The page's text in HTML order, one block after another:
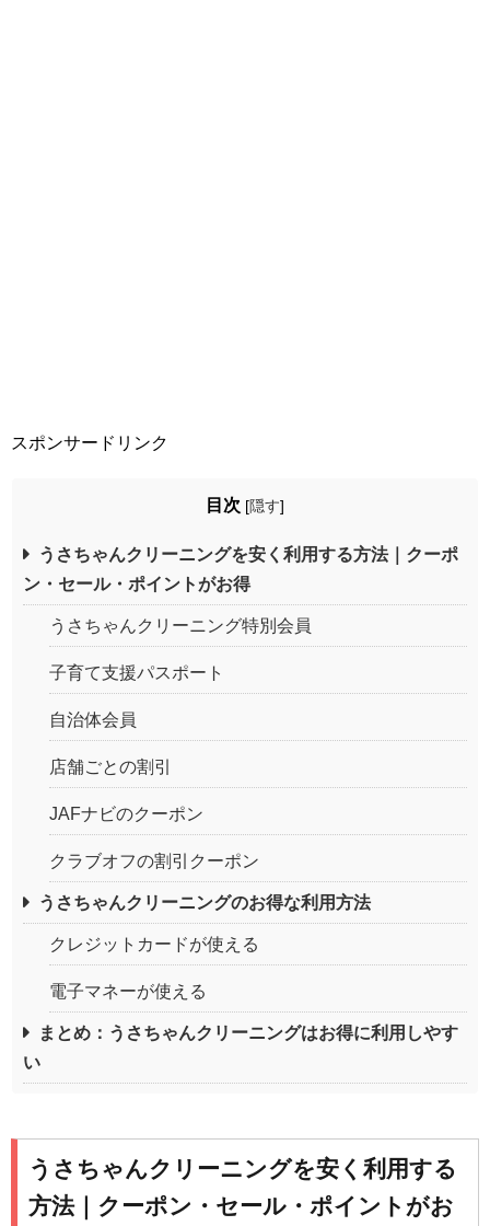
スポンサードリンク
目次 [隠す]
うさちゃんクリーニングを安く利用する方法｜クーポ
ン・セール・ポイントがお得
うさちゃんクリーニング特別会員
子育て支援パスポート
自治体会員
店舗ごとの割引
JAFナビのクーポン
クラブオフの割引クーポン
うさちゃんクリーニングのお得な利用方法
クレジットカードが使える
電子マネーが使える
まとめ：うさちゃんクリーニングはお得に利用しやす
い
うさちゃんクリーニングを安く利用する
方法｜クーポン・セール・ポイントがお